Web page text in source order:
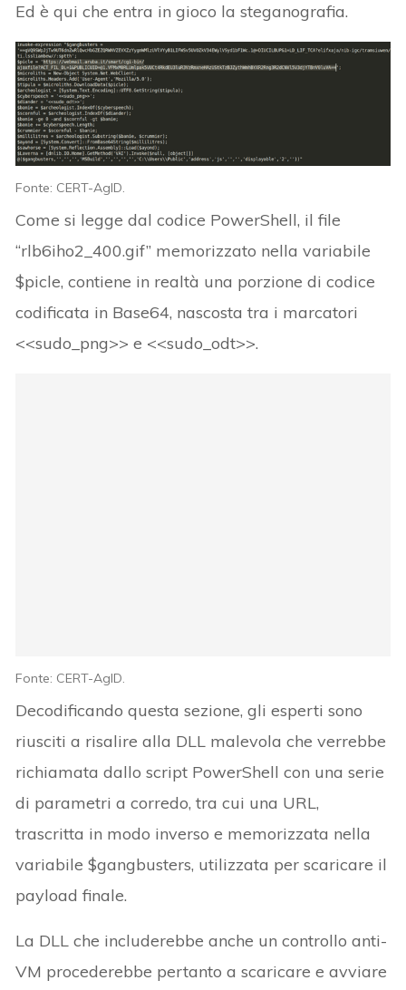
Ed è qui che entra in gioco la steganografia.
Fonte: CERT-AgID.
Come si legge dal codice PowerShell, il file
“rlb6iho2_400.gif” memorizzato nella variabile
$picle, contiene in realtà una porzione di codice
codificata in Base64, nascosta tra i marcatori
<<sudo_png>> e <<sudo_odt>>.
Fonte: CERT-AgID.
Decodificando questa sezione, gli esperti sono
riusciti a risalire alla DLL malevola che verrebbe
richiamata dallo script PowerShell con una serie
di parametri a corredo, tra cui una URL,
trascritta in modo inverso e memorizzata nella
variabile $gangbusters, utilizzata per scaricare il
payload finale.
La DLL che includerebbe anche un controllo anti-
VM procederebbe pertanto a scaricare e avviare